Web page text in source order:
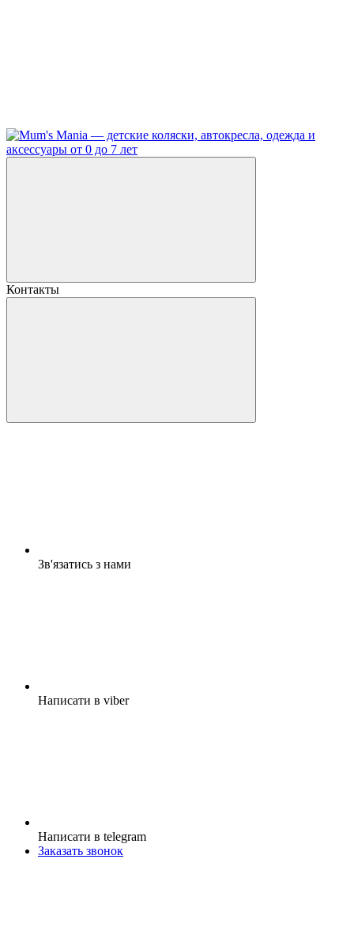
Контакты
Зв'язатись з нами
Написати в viber
Написати в telegram
Заказать звонок